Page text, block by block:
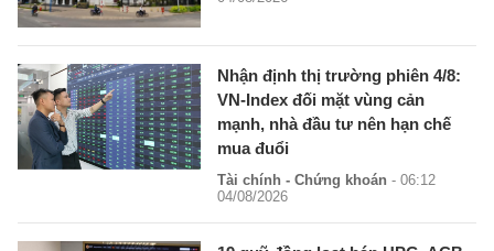
Nhận định thị trường phiên 4/8:
VN-Index đối mặt vùng cản
mạnh, nhà đầu tư nên hạn chế
mua đuổi
Tài chính - Chứng khoán - 06:12
04/08/2026